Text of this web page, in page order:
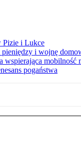
Pizie i Lukce
i wojnę
mobilność
pogaństwa